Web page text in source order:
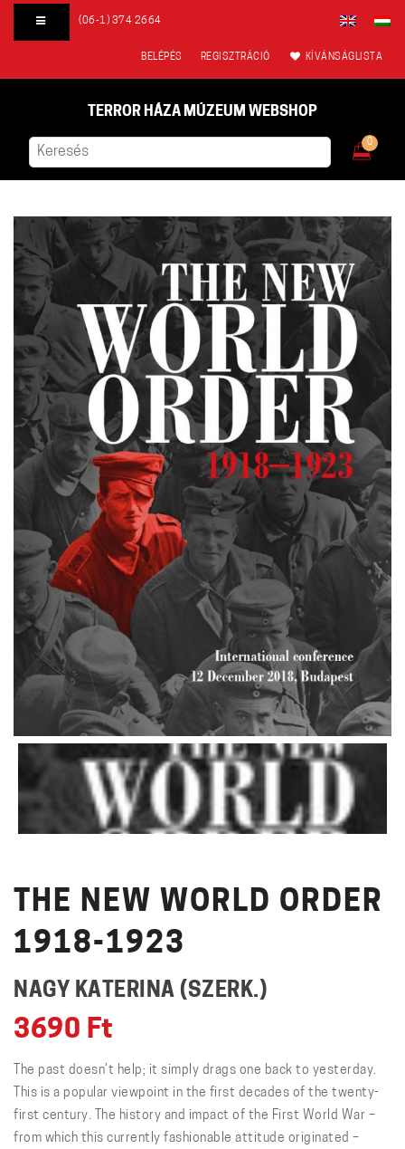
(06-1) 374 2664
BELÉPÉS REGISZTRÁCIÓ KÍVÁNSÁGLISTA
TERROR HÁZA MÚZEUM WEBSHOP
0
THE NEW WORLD ORDER
1918-1923
NAGY KATERINA (SZERK.)
3690 Ft
The past doesn’t help; it simply drags one back to yesterday.
This is a popular viewpoint in the first decades of the twenty-
first century. The history and impact of the First World War –
from which this currently fashionable attitude originated –